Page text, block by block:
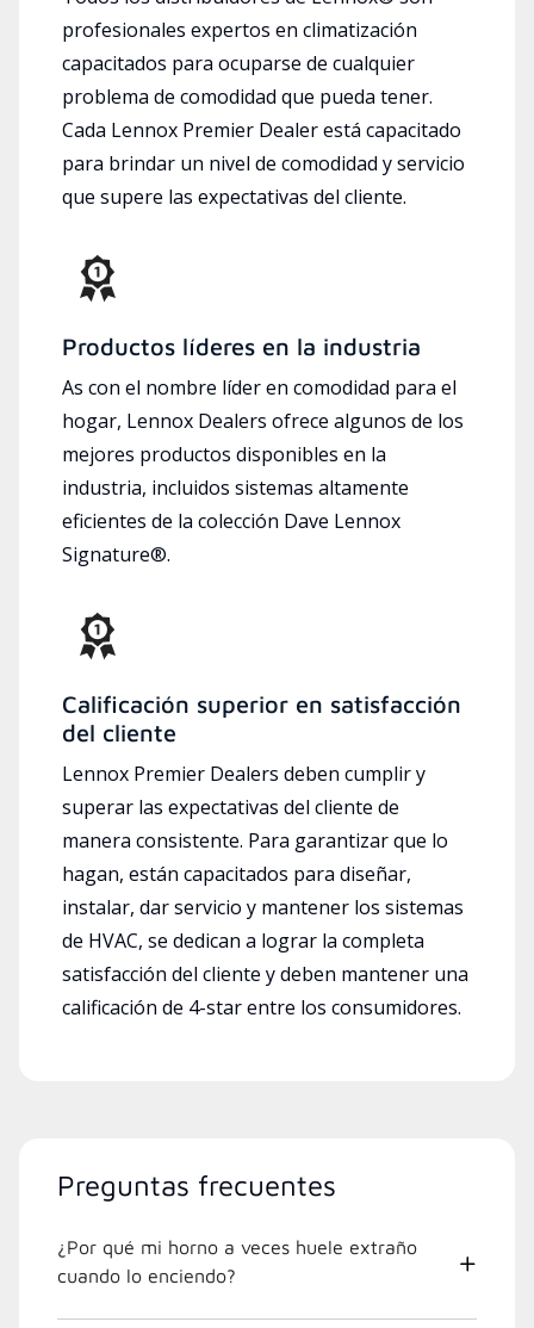
profesionales expertos en climatización
capacitados para ocuparse de cualquier
problema de comodidad que pueda tener.
Cada Lennox Premier Dealer está capacitado
para brindar un nivel de comodidad y servicio
que supere las expectativas del cliente.
Productos líderes en la industria
As con el nombre líder en comodidad para el
hogar, Lennox Dealers ofrece algunos de los
mejores productos disponibles en la
industria, incluidos sistemas altamente
eficientes de la colección Dave Lennox
Signature®.
Calificación superior en satisfacción
del cliente
Lennox Premier Dealers deben cumplir y
superar las expectativas del cliente de
manera consistente. Para garantizar que lo
hagan, están capacitados para diseñar,
instalar, dar servicio y mantener los sistemas
de HVAC, se dedican a lograr la completa
satisfacción del cliente y deben mantener una
calificación de 4-star entre los consumidores.
Preguntas frecuentes
¿Por qué mi horno a veces huele extraño
cuando lo enciendo?